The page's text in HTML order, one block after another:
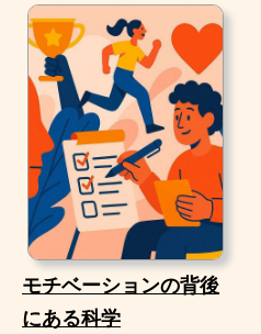
モチベーションの背後
にある科学